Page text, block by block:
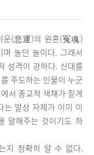
운(悲運)의 원혼(冤魂)
놀던 놀이다. 그래서
성격이 강하다. 신대를
주도하는 인물이 누군
서 종교적 색채가 짙게
는 발상 자체가 이미 이
말해주는 것이기도 하
지 정확히 알 수 없다.